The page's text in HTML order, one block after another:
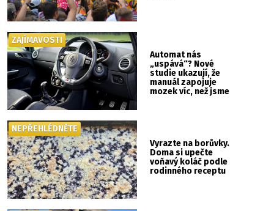
Automat nás
„uspává“? Nové
studie ukazují, že
manuál zapojuje
mozek víc, než jsme
ZAJÍMAVOSTI
Vyrazte na borůvky.
Doma si upečte
voňavý koláč podle
rodinného receptu
NEPŘEHLÉDNĚTE